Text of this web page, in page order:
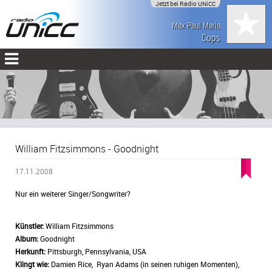
Jetzt bei Radio UNiCC
Max Paul Maria
Cops
William Fitzsimmons - Goodnight
17.11.2008
Nur ein weiterer Singer/Songwriter?
Künstler:William Fitzsimmons
Album:Goodnight
Herkunft: Pittsburgh, Pennsylvania, USA
Klingt wie: Damien Rice, Ryan Adams (in seinen ruhigen Momenten),